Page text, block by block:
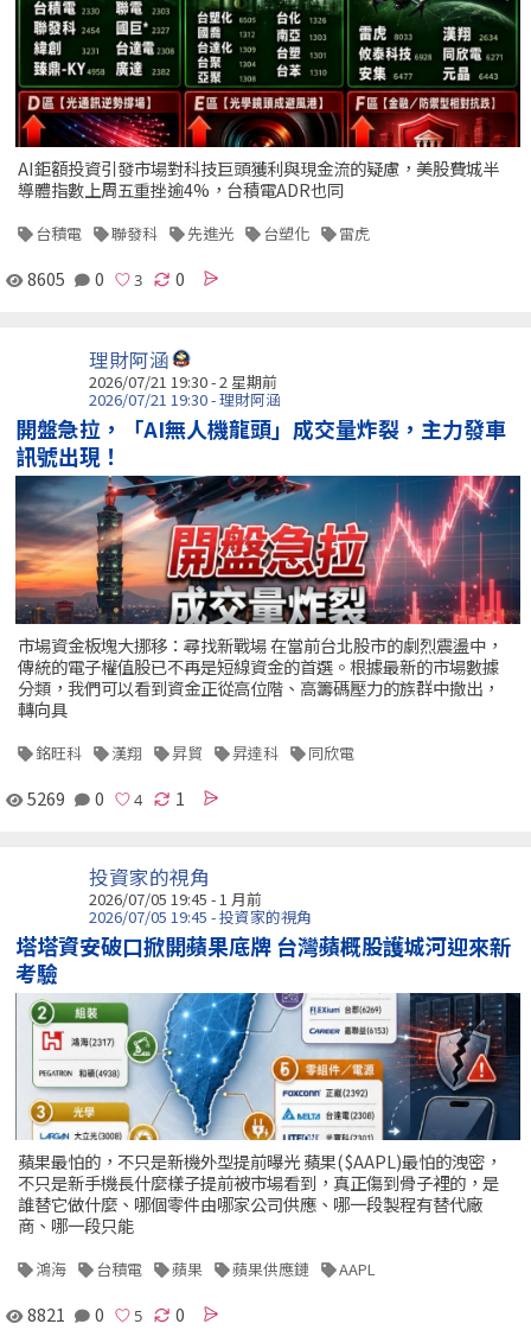
AI鉅額投資引發市場對科技巨頭獲利與現金流的疑慮，美股費城半
導體指數上周五重挫逾4%，台積電ADR也同
台積電 聯發科 先進光 台塑化 雷虎
8605 0 0
理財阿涵
2026/07/21 19:30 - 2 星期前
2026/07/21 19:30 - 理財阿涵
開盤急拉，「AI無人機龍頭」成交量炸裂，主力發車
訊號出現！
市場資金板塊大挪移：尋找新戰場 在當前台北股市的劇烈震盪中，
傳統的電子權值股已不再是短線資金的首選。根據最新的市場數據
分類，我們可以看到資金正從高位階、高籌碼壓力的族群中撤出，
轉向具
銘旺科 漢翔 昇貿 昇達科 同欣電
5269 0 1
投資家的視角
2026/07/05 19:45 - 1 月前
2026/07/05 19:45 - 投資家的視角
塔塔資安破口掀開蘋果底牌 台灣蘋概股護城河迎來新
考驗
蘋果最怕的，不只是新機外型提前曝光 蘋果($AAPL)最怕的洩密，
不只是新手機長什麼樣子提前被市場看到，真正傷到骨子裡的，是
誰替它做什麼、哪個零件由哪家公司供應、哪一段製程有替代廠
商、哪一段只能
鴻海 台積電 蘋果 蘋果供應鏈 AAPL
8821 0 0